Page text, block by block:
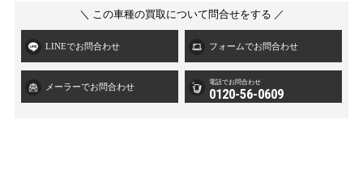
＼ この車種の買取について問合せをする ／
LINEでお問合わせ フォームでお問合わせ
メーラーでお問合わせ 電話でお問合わせ
0120-56-0609